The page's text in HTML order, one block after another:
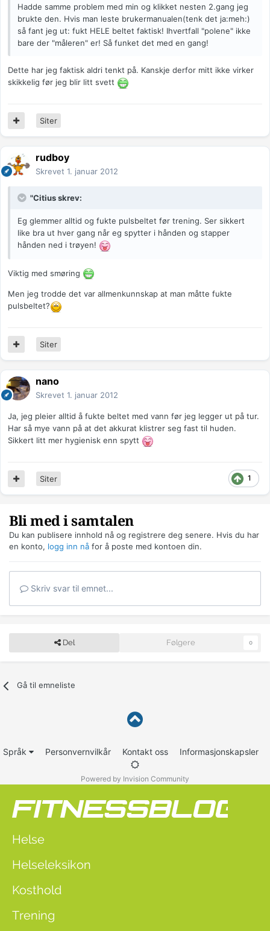
Hadde samme problem med min og klikket nesten 2.gang jeg
brukte den. Hvis man leste brukermanualen(tenk det ja:meh:)
så fant jeg ut: fukt HELE beltet faktisk! Ihvertfall "polene" ikke
bare der "måleren" er! Så funket det med en gang!
Dette har jeg faktisk aldri tenkt på. Kanskje derfor mitt ikke virker
skikkelig før jeg blir litt svett
Siter
rudboy
Skrevet 1. januar 2012
"Citius skrev:
Eg glemmer alltid og fukte pulsbeltet før trening. Ser sikkert
like bra ut hver gang når eg spytter i hånden og stapper
hånden ned i trøyen!
Viktig med smøring
Men jeg trodde det var allmenkunnskap at man måtte fukte
pulsbeltet?
Siter
nano
Skrevet 1. januar 2012
Ja, jeg pleier alltid å fukte beltet med vann før jeg legger ut på tur.
Har så mye vann på at det akkurat klistrer seg fast til huden.
Sikkert litt mer hygienisk enn spytt
1
Siter
Bli med i samtalen
Du kan publisere innhold nå og registrere deg senere. Hvis du har
en konto, logg inn nå for å poste med kontoen din.
Skriv svar til emnet...
Del Følgere 0
Gå til emneliste
Språk Personvernvilkår Kontakt oss Informasjonskapsler
Powered by Invision Community
Helse
Helseleksikon
Kosthold
Trening